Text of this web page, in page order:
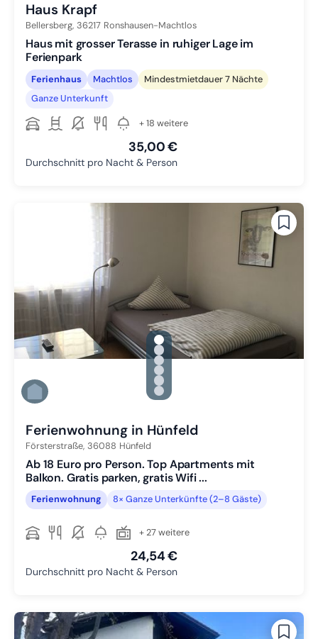
Haus Krapf
Bellersberg, 36217 Ronshausen-Machtlos
Haus mit grosser Terasse in ruhiger Lage im
Ferienpark
Ferienhaus Machtlos
Mindestmietdauer 7 Nächte
Ganze Unterkunft
+ 18 weitere
35,00 €
Durchschnitt pro Nacht & Person
gallery.slide_selector
Zu Slide 1 wechseln
Zu Slide 2 wechseln
Zu Slide 3 wechseln
Zu Slide 4 wechseln
Zu Slide 5 wechseln
Zu Slide 6 wechseln
Ferienwohnung in Hünfeld
Försterstraße, 36088 Hünfeld
Ab 18 Euro pro Person. Top Apartments mit
Balkon. Gratis parken, gratis Wifi ...
Ferienwohnung 8× Ganze Unterkünfte (2–8 Gäste)
+ 27 weitere
24,54 €
Durchschnitt pro Nacht & Person